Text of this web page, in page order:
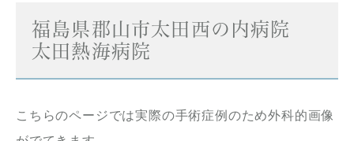
福島県郡山市太田西の内病院
太田熱海病院
こちらのページでは実際の手術症例のため外科的画像